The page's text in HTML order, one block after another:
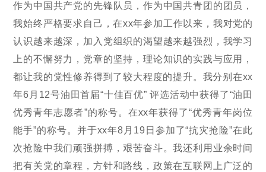
作为中国共产党的先锋队员，作为中国共青团的团员，
我始终严格要求自己，在xx年参加工作以来，我对党的
认识越来越深，加入党组织的渴望越来越强烈，我学习
上的不懈努力，党章的坚持，理论知识的实践与应用，
都让我的党性修养得到了较大程度的提升。我分别在xx
年6月12号油田首届“十佳百优” 评选活动中获得了“油田
优秀青年志愿者”的称号。在xx年获得了“优秀青年岗位
能手”的称号。并于xx年8月19日参加了“抗灾抢险”在此
次抢险中我们顽强拼搏，艰苦奋斗。我还利用业余时间
把有关党的章程，方针和路线，政策在互联网上广泛的